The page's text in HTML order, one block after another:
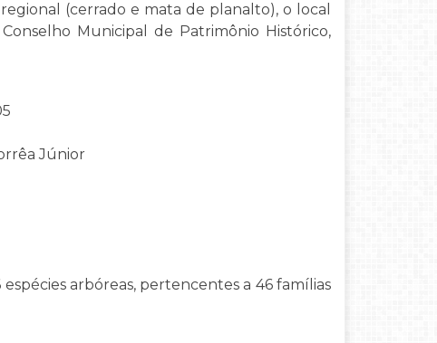
(cerrado e mata de planalto), o local
Municipal de Patrimônio Histórico,
Júnior
arbóreas, pertencentes a 46 famílias